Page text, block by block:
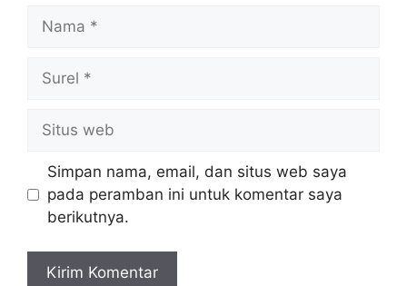
web
Simpan nama, email, dan situs web saya
pada peramban ini untuk komentar saya
berikutnya.